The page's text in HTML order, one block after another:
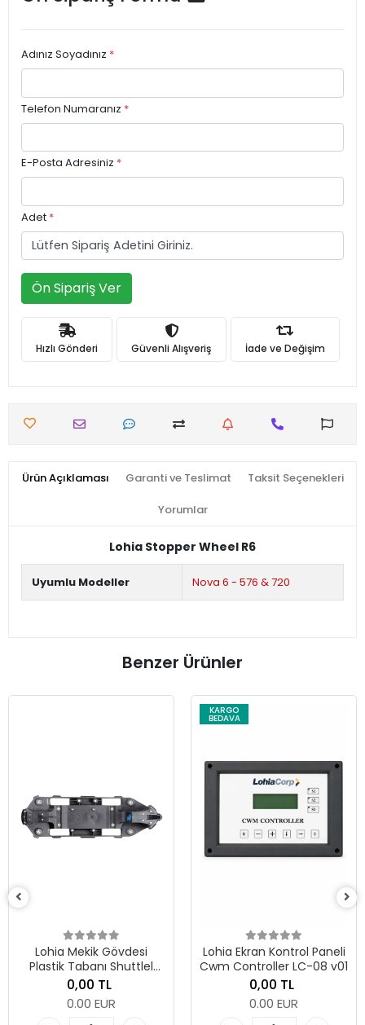
Adınız Soyadınız *
Telefon Numaranız *
E-Posta Adresiniz *
Adet *
Ön Sipariş Ver
Hızlı Gönderi Güvenli Alışveriş İade ve Değişim
Ürün Açıklaması Garanti ve Teslimat Taksit Seçenekleri
Yorumlar
Lohia Stopper Wheel R6
Uyumlu Modeller Nova 6 - 576 & 720
Benzer Ürünler
Lohia Mekik Gövdesi
Plastik Tabanı Shuttlel
Body Wg (8 Degree)
0,00 TL
0.00 EUR
KARGO
BEDAVA
Lohia Ekran Kontrol Paneli
Cwm Controller LC-08 v01
0,00 TL
0.00 EUR